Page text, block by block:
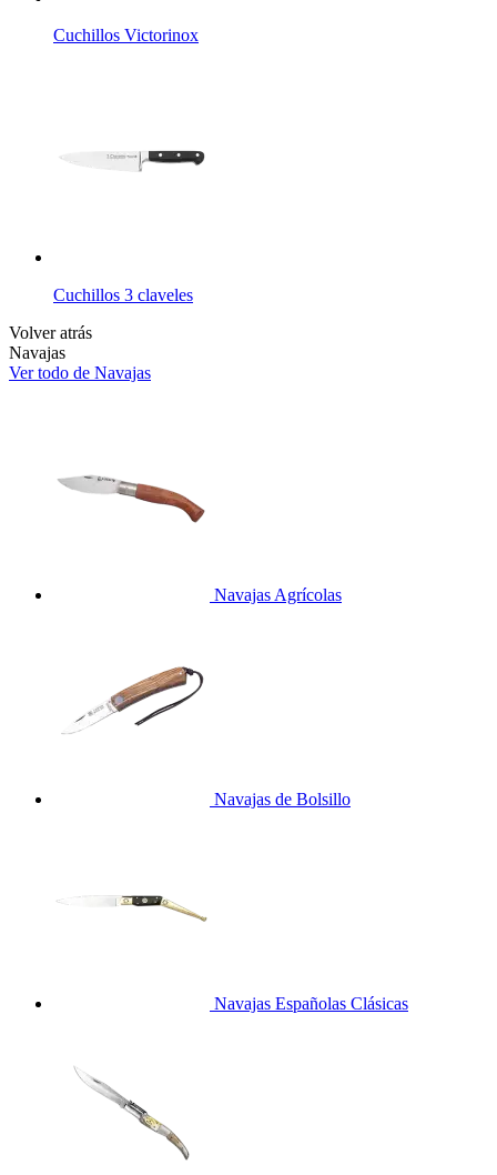
Cuchillos Victorinox
Cuchillos 3 claveles
Volver atrás
Navajas
Ver todo de Navajas
Navajas Agrícolas
Navajas de Bolsillo
Navajas Españolas Clásicas